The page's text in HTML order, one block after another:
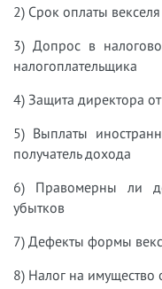
2) Срок оплаты
3) Допрос в
налогоплательщика
4) Защита директора
5) Выплаты
получатель дохода
6) Правомерны ли
убытков
7) Дефекты формы
8) Налог на имущество